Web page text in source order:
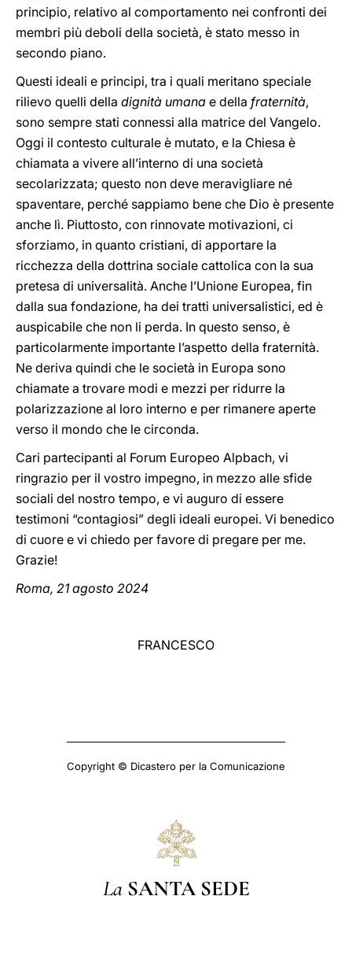
principio, relativo al comportamento nei confronti dei
membri più deboli della società, è stato messo in
secondo piano.
Questi ideali e principi, tra i quali meritano speciale
rilievo quelli della dignità umana e della fraternità,
sono sempre stati connessi alla matrice del Vangelo.
Oggi il contesto culturale è mutato, e la Chiesa è
chiamata a vivere all’interno di una società
secolarizzata; questo non deve meravigliare né
spaventare, perché sappiamo bene che Dio è presente
anche lì. Piuttosto, con rinnovate motivazioni, ci
sforziamo, in quanto cristiani, di apportare la
ricchezza della dottrina sociale cattolica con la sua
pretesa di universalità. Anche l’Unione Europea, fin
dalla sua fondazione, ha dei tratti universalistici, ed è
auspicabile che non li perda. In questo senso, è
particolarmente importante l’aspetto della fraternità.
Ne deriva quindi che le società in Europa sono
chiamate a trovare modi e mezzi per ridurre la
polarizzazione al loro interno e per rimanere aperte
verso il mondo che le circonda.
Cari partecipanti al Forum Europeo Alpbach, vi
ringrazio per il vostro impegno, in mezzo alle sfide
sociali del nostro tempo, e vi auguro di essere
testimoni “contagiosi” degli ideali europei. Vi benedico
di cuore e vi chiedo per favore di pregare per me.
Grazie!
Roma, 21 agosto 2024
FRANCESCO
Copyright © Dicastero per la Comunicazione
La SANTA SEDE